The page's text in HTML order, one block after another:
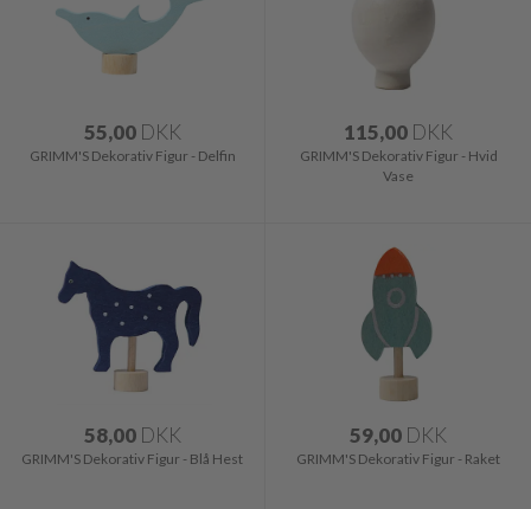
55,00 DKK
GRIMM'S Dekorativ Figur - Delfin
115,00 DKK
GRIMM'S Dekorativ Figur - Hvid
Vase
58,00 DKK
GRIMM'S Dekorativ Figur - Blå Hest
59,00 DKK
GRIMM'S Dekorativ Figur - Raket